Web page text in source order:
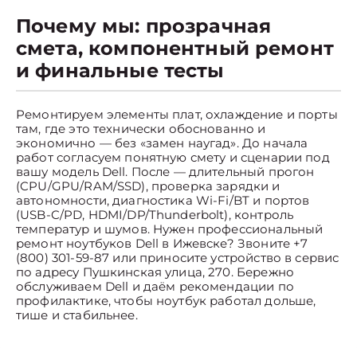
Почему мы: прозрачная
смета, компонентный ремонт
и финальные тесты
Ремонтируем элементы плат, охлаждение и порты
там, где это технически обоснованно и
экономично — без «замен наугад». До начала
работ согласуем понятную смету и сценарии под
вашу модель Dell. После — длительный прогон
(CPU/GPU/RAM/SSD), проверка зарядки и
автономности, диагностика Wi-Fi/BT и портов
(USB-C/PD, HDMI/DP/Thunderbolt), контроль
температур и шумов. Нужен профессиональный
ремонт ноутбуков Dell в Ижевске? Звоните +7
(800) 301-59-87 или приносите устройство в сервис
по адресу Пушкинская улица, 270. Бережно
обслуживаем Dell и даём рекомендации по
профилактике, чтобы ноутбук работал дольше,
тише и стабильнее.